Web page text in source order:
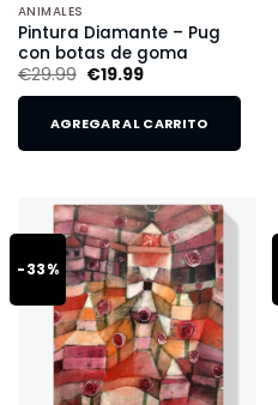
ANIMALES
Pintura Diamante – Pug
con botas de goma
€29.99 €19.99
AGREGAR AL CARRITO
-33%